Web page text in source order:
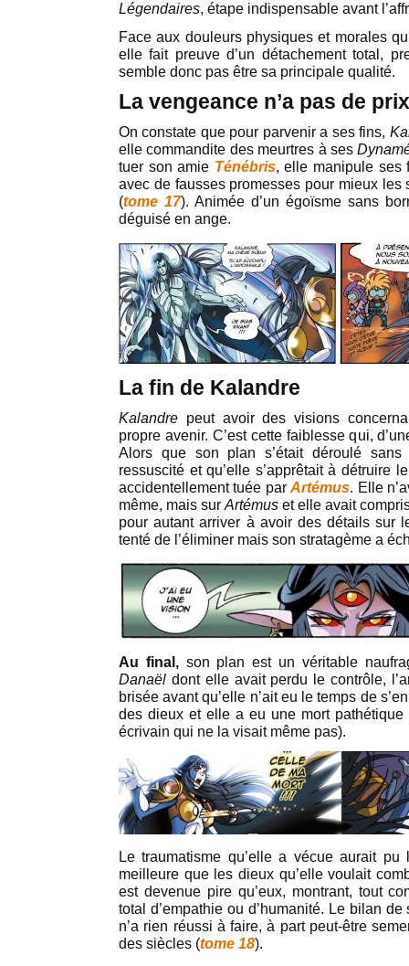
Légendaires, étape indispensable avant
Face aux douleurs physiques et morales
elle fait preuve d’un détachement total,
semble donc pas être sa principale qualité.
La vengeance n’a pas de prix
On constate que pour parvenir a ses fins,
elle commandite des meurtres à ses
tuer son amie Ténébris, elle manipule ses
avec de fausses promesses pour mieux
(tome 17). Animée d’un égoïsme sans
déguisé en ange.
La fin de Kalandre
Kalandre peut avoir des visions
propre avenir. C’est cette faiblesse qui,
Alors que son plan s’était déroulé
ressuscité et qu’elle s’apprêtait à détruire
accidentellement tuée parArtémus. Elle
même, mais sur Artémus et elle avait
pour autant arriver à avoir des détails sur
tenté de l’éliminer mais son stratagème a
Au final,son plan est un véritable
Danaël dont elle avait perdu le contrôle,
brisée avant qu’elle n’ait eu le temps de
des dieux et elle a eu une mort pathétique
écrivain qui ne la visait même pas).
Le traumatisme qu’elle a vécue aurait
meilleure que les dieux qu’elle voulait
est devenue pire qu’eux, montrant, tout
total d’empathie ou d’humanité. Le bilan
n’a rien réussi à faire, à part peut-être
des siècles (tome 18).